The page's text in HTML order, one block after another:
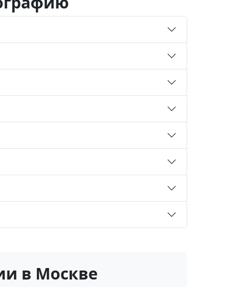
в Москве